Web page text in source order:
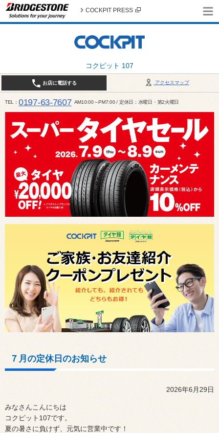
コクピット 107
COCKPIT PRESS
アクセスマップ
お店に電話する
TEL 0197-63-7607 AM10:00～PM7:00 / 定休日：水曜日・第2火曜日
７月の定休日のお知らせ
2026年6月29日
みなさんこんにちは
コクピット 107です。
夏の暑さに負けず、元気に営業中です！